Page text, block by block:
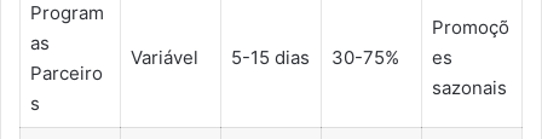
Program
as
Parceiro
s
Variável 5-15 dias 30-75%
Promoçõ
es
sazonais